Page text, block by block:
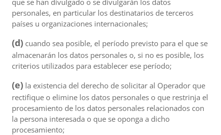
que se han divulgado o se divulgarán los datos
personales, en particular los destinatarios de terceros
países u organizaciones internacionales;
(d) cuando sea posible, el período previsto para el que se
almacenarán los datos personales o, si no es posible, los
criterios utilizados para establecer ese período;
(e) la existencia del derecho de solicitar al Operador que
rectifique o elimine los datos personales o que restrinja el
procesamiento de los datos personales relacionados con
la persona interesada o que se oponga a dicho
procesamiento;